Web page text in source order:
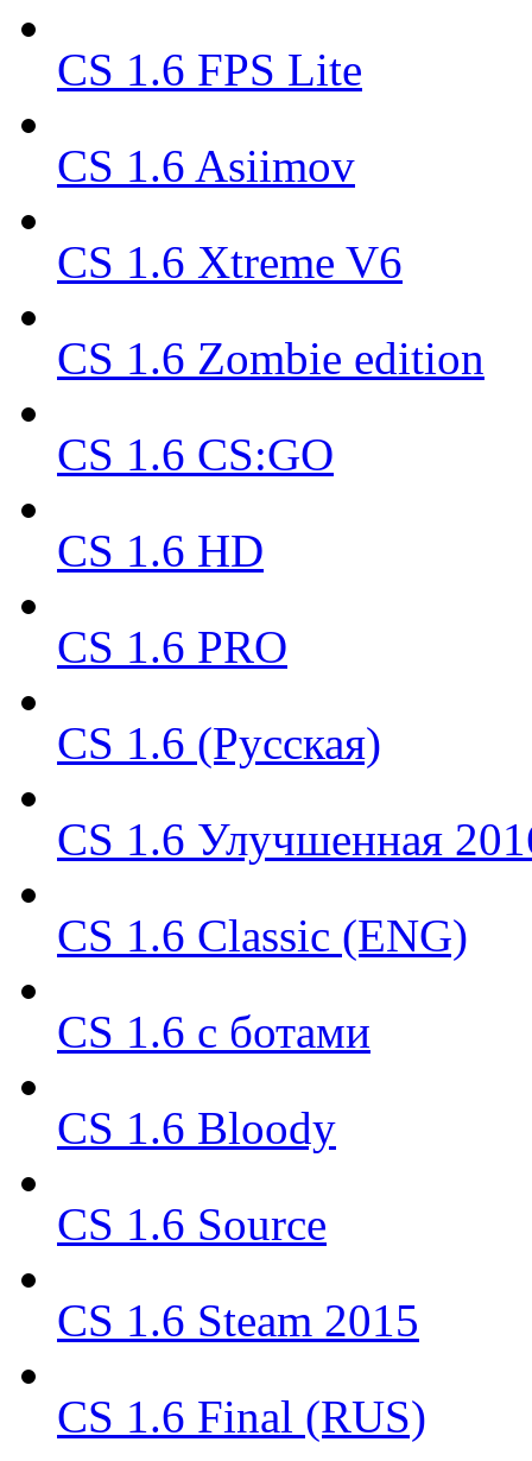
CS 1.6 FPS Lite
CS 1.6 Asiimov
CS 1.6 Xtreme V6
CS 1.6 Zombie edition
CS 1.6 CS:GO
CS 1.6 HD
CS 1.6 PRO
CS 1.6 (Русская)
CS 1.6 Улучшенная
CS 1.6 Classic (ENG)
CS 1.6 с ботами
CS 1.6 Bloody
CS 1.6 Source
CS 1.6 Steam 2015
CS 1.6 Final (RUS)